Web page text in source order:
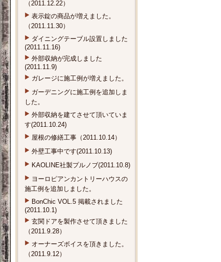
（2011.12.22）
表示錠の商品が増えました。
（2011.11.30）
ダイニングテーブル設置しました
(2011.11.16)
外部収納が完成しました
(2011.11.9)
ガレージに施工例が増えました。
ガーデニングに施工例を追加しま
した。
外部収納を建てさせて頂いていま
す(2011.10.24)
屋根の修繕工事（2011.10.14）
外壁工事中です(2011.10.13)
KAOLINE社製プルノブ(2011.10.8)
ヨーロピアンカントリーハウスの
施工例を追加しました。
BonChic VOL.5 掲載されました
(2011.10.1)
玄関ドアを製作させて頂きました
（2011.9.28）
オーナーズボイスを頂きました。
（2011.9.12）